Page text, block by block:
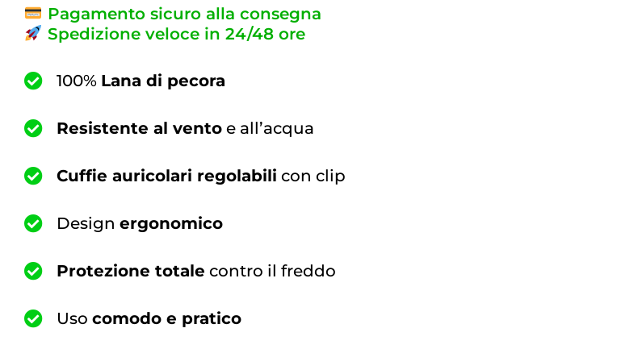
Pagamento sicuro alla consegna
Spedizione veloce in 24/48 ore
100% Lana di pecora
Resistente al ventoe all’acqua
Cuffie auricolari regolabili con clip
Design ergonomico
Protezione totale contro il freddo
Uso comodo e pratico